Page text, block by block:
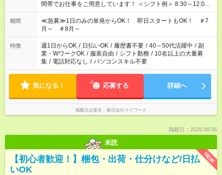
間帯でお仕事をご用意しています！ ＜シフト例＞ 8:30～12:00
17:00～22:00 13:00～22:00 22:00～翌6:00 など
期間
≪急募≫1日のみの単発からOK！ 即日スタートもOK！ ＃7
月～ ＃8月～
特徴 週1日からOK / 日払いOK / 履歴書不要 / 40～50代活躍中 / 副
業・WワークOK / 服装自由 / シフト勤務 / 10名以上の大量募
集 / 電話対応なし / パソコンスキル不要
気になる！ 応募する 詳細へ
掲載元企業名 株式会社マイワーク
掲載日：2026.08.05
未読
NEW
【初心者歓迎！】梱包・出荷・仕分けなど/日払
いOK